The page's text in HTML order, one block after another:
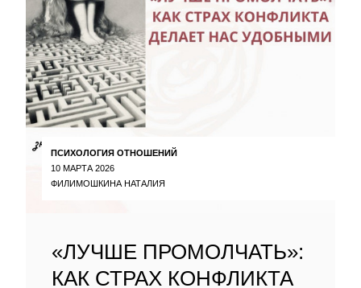
ПСИХОЛОГИЯ ОТНОШЕНИЙ
10 МАРТА 2026
ФИЛИМОШКИНА НАТАЛИЯ
«ЛУЧШЕ ПРОМОЛЧАТЬ»:
КАК СТРАХ КОНФЛИКТА